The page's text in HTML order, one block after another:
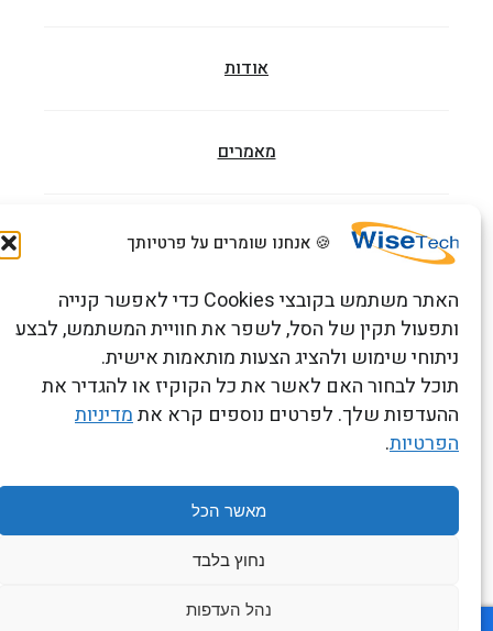
🍪 אנחנו שומרים על פרטיותך
האתר משתמש בקובצי Cookies כדי לאפשר קנייה
ותפעול תקין של הסל, לשפר את חוויית המשתמש, לבצע
ניתוחי שימוש ולהציג הצעות מותאמות אישית.
תוכל לבחור האם לאשר את כל הקוקיז או להגדיר את
ההעדפות שלך. לפרטים נוספים קרא אתמדיניות
הפרטיות.
מאשר הכל
נחוץ בלבד
נהל העדפות
אודות
מאמרים
הדרכות וקורסים
צור קשר
Copyright 2026 © WiseTech LTD תנאים והגבלות